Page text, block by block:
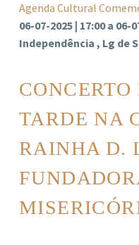
Agenda Cultural
06-07-2025 | 17:00 a 06-
Independência , Lg de
TARDE NA
RAINHA D.